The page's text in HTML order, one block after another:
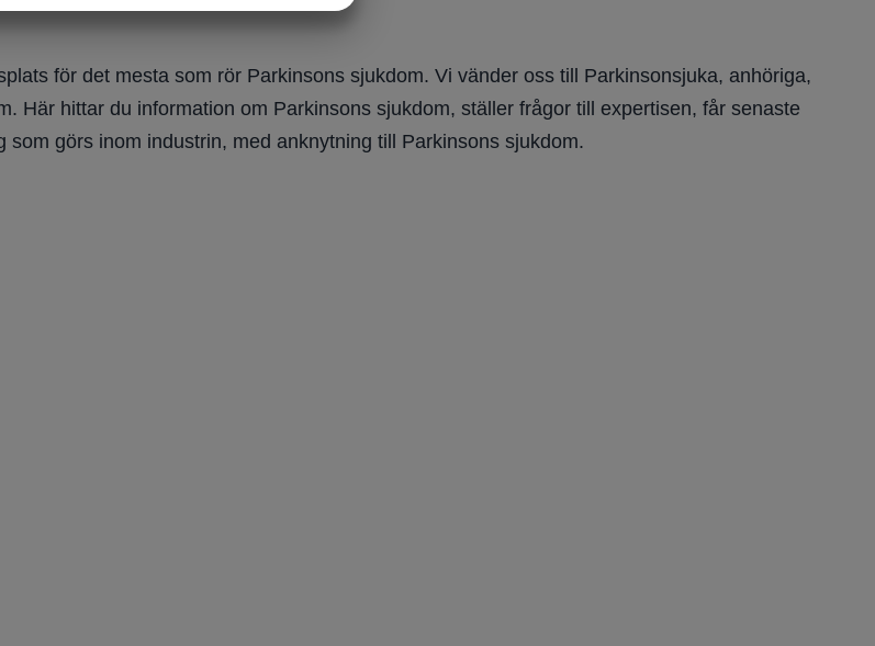
för det mesta som rör Parkinsons sjukdom. Vi vänder oss till Parkinsonsjuka, anhöriga,
Här hittar du information om Parkinsons sjukdom, ställer frågor till expertisen, får senaste
görs inom industrin, med anknytning till Parkinsons sjukdom.